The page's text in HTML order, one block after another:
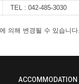
TEL : 042-485-3030
의해 변경될 수 있습니다.
ACCOMMODATION